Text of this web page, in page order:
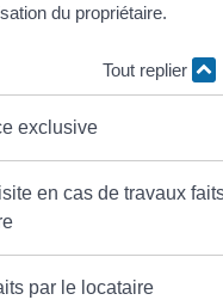
du propriétaire.
Tout replier
exclusive
en cas de travaux
par le locataire